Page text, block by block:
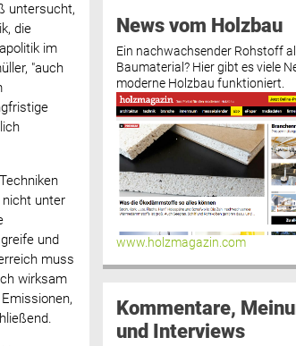
untersucht,
die
im
"auch
nicht unter
und
muss
wirksam
News vom Holzbau
Ein nachwachsender Rohstoff
Baumaterial? Hier gibt es viele
moderne Holzbau funktioniert.
www.holzmagazin.com
Kommentare,
und Interviews